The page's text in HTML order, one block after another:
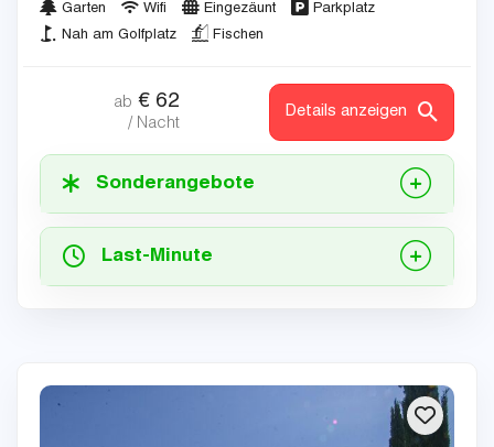
Garten Wifi Eingezäunt
Parkplatz
Nah am Golfplatz
Fischen
ab € 62
/ Nacht
Details anzeigen
Sonderangebote
Last-Minute